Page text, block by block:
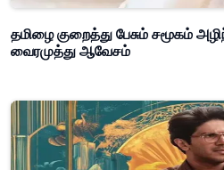
தமிழை குறைத்து பேசும் சமூகம்
வைரமுத்து ஆவேசம்